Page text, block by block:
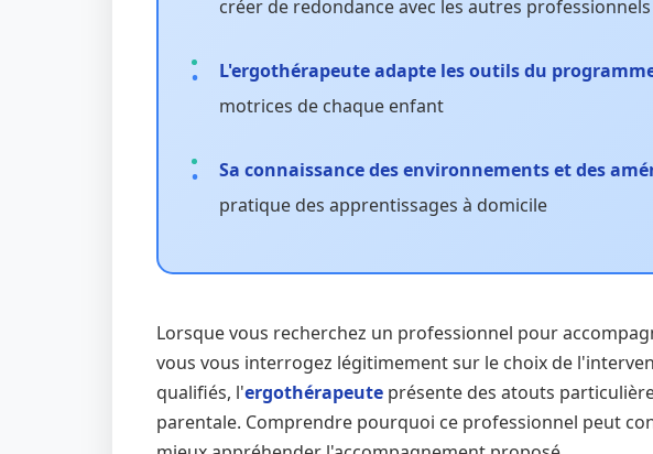
créer de redondance avec les autres professionnels
L'ergothérapeute adapte les outils du
motrices de chaque enfant
Sa connaissance des environnements et des
pratique des apprentissages à domicile
Lorsque vous recherchez un professionnel pour
vous vous interrogez légitimement sur le choix de
qualifiés, l'ergothérapeute présente des atouts
parentale. Comprendre pourquoi ce professionnel peut